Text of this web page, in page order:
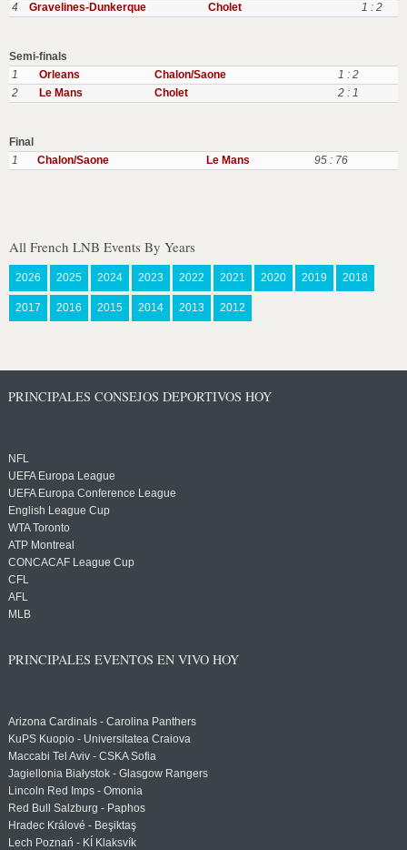
4
Gravelines-Dunkerque Cholet 1 : 2
Semi-finals
1
Orleans Chalon/Saone
1 : 2
2
Le Mans Cholet 2 : 1
Final
1
Chalon/Saone Le Mans 95 : 76
All French LNB Events By Years
2026 2025 2024 2023 2022 2021 2020 2019 2018
2017 2016 2015 2014 2013 2012
PRINCIPALES CONSEJOS DEPORTIVOS HOY
NFL
UEFA Europa League
UEFA Europa Conference League
English League Cup
WTA Toronto
ATP Montreal
CONCACAF League Cup
CFL
AFL
MLB
PRINCIPALES EVENTOS EN VIVO HOY
Arizona Cardinals - Carolina Panthers
KuPS Kuopio - Universitatea Craiova
Maccabi Tel Aviv - CSKA Sofia
Jagiellonia Białystok - Glasgow Rangers
Lincoln Red Imps - Omonia
Red Bull Salzburg - Paphos
Hradec Králové - Beşiktaş
Lech Poznań - KÍ Klaksvík